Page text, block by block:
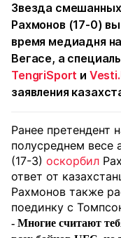
Звезда
Рахмонов (17-0)
время медиадня
Вегасе, а
TengriSport и
заявления
Ранее претендент
полусреднем весе
(17-3) оскорбил
ответ от
Рахмонов также
поединку с
- Многие считают